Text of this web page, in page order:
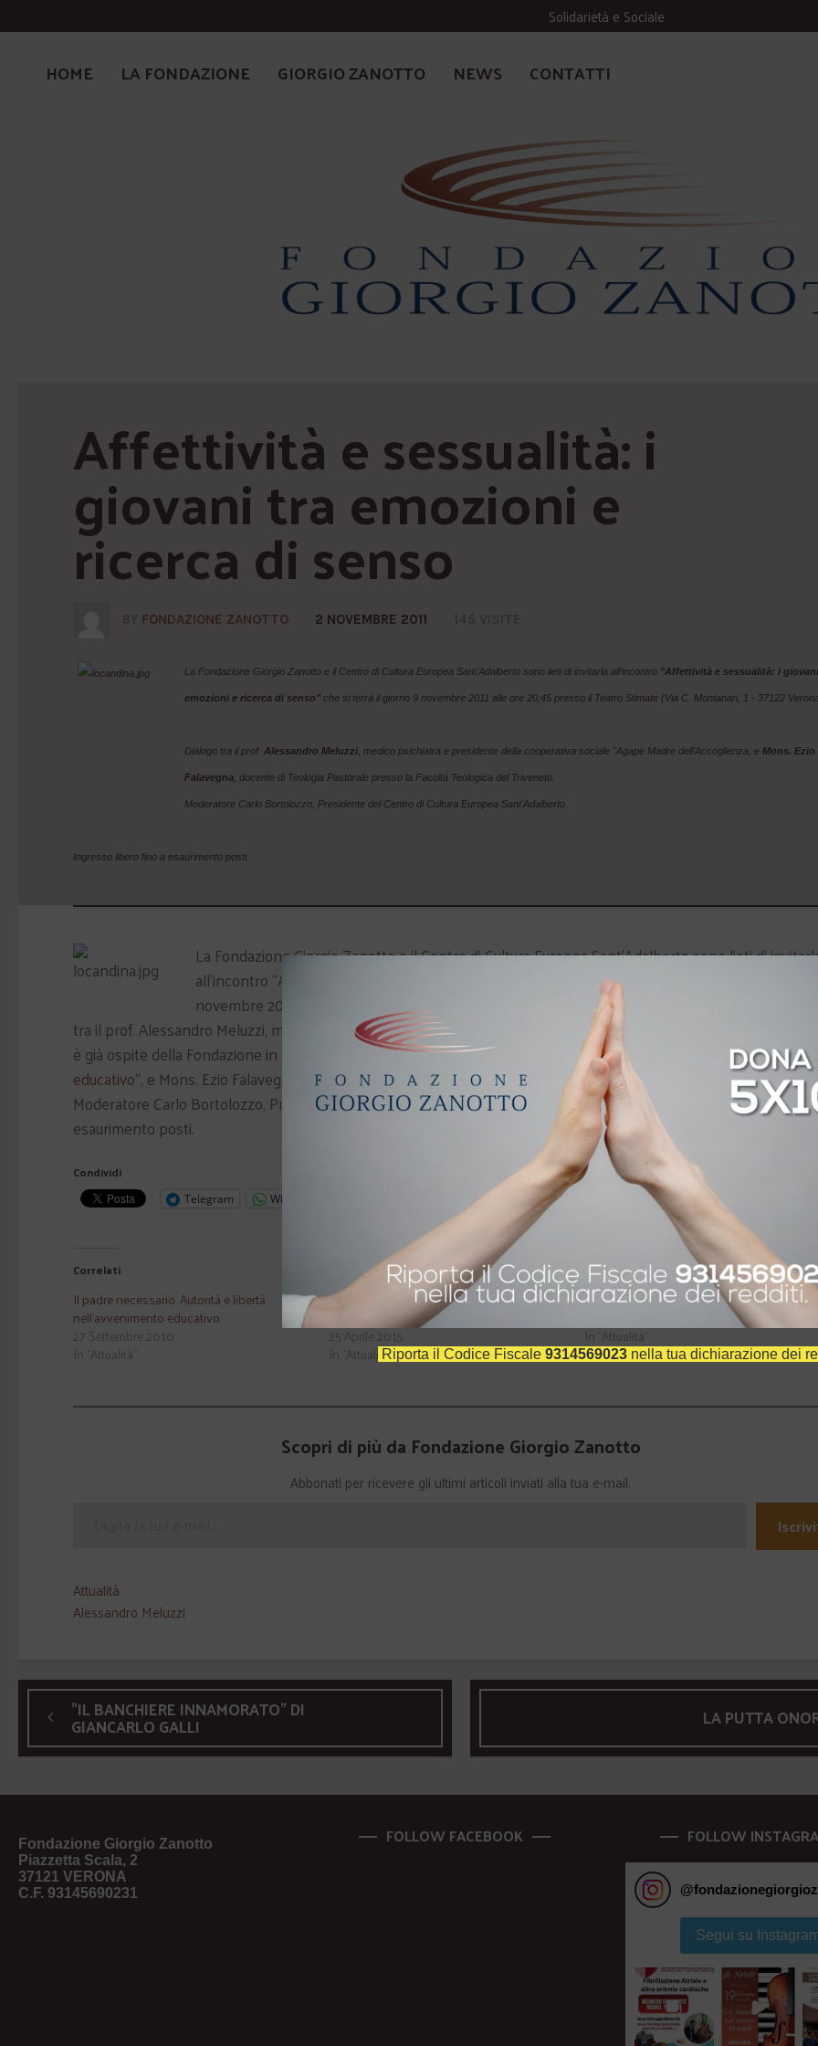
Solidarietà e Sociale
HOME LA FONDAZIONE GIORGIO ZANOTTO NEWS CONTATTI
Affettività e sessualità: i
giovani tra emozioni e
ricerca di senso
FONDAZIONE ZANOTTO 2 NOVEMBRE 2011
La Fondazione Giorgio Zanotto e il Centro di Cultura Europea Sant'Adalberto sono lieti di invitarla all'incontro "Affettività e sessualità: i
emozioni e ricerca di senso" che si terrà il giorno 9 novembre 2011 alle ore 20,45 presso il Teatro Stimate (Via C. Montanari, 1 - 37122
Dialogo tra il prof. Alessandro Meluzzi , medico psichiatra e presidente della cooperativa sociale "Agape Madre dell'Accoglienza, e Mons. Ezio
Falavegna , docente di Teologia Pastorale presso la Facoltà Teologica del Triveneto.
Moderatore Carlo Bortolozzo, Presidente del Centro di Cultura Europea Sant'Adalberto.
Ingresso libero fino a esaurimento posti.
La Fondazione Giorgio Zanotto e il Centro di Cultura Europea Sant’Adalberto sono lieti di
all’incontro “Affettività e sessualità: i giovani tra emozioni e ricerca di senso” che si terrà il giorno 9
novembre 2011 alle ore 20,45 presso il Teatro Stimate (Via C. Montanari, 1 – 37122 Verona).
tra il prof. Alessandro Meluzzi, medico psichiatra e presidente della cooperativa sociale “Agape Madre
è già ospite della Fondazione in qualità di relatore al convegno “Il padre necessario. Autorità e libertà
educativo“, e Mons. Ezio Falavegna, docente di Teologia Pastorale presso la Facoltà Teologica del Triveneto.
Moderatore Carlo Bortolozzo, Presidente del Centro di Cultura Europea Sant’Adalberto. Ingresso libero fino a
esaurimento posti.
Condividi
Telegram WhatsApp
Correlati
Il padre necessario. Autorità e libertà
nell'avvenimento educativo
27 Settembre 2010
In "Attualità"
"Mosè, Gesù, Freud". Incontro su
psicanalisi e senso religioso
25 Aprile 2015
In "Attualità"
Il volto incompiuto della bellezza
In "Attualità"
Scopri di più da Fondazione Giorgio Zanotto
Abbonati per ricevere gli ultimi articoli inviati alla tua e-mail.
Attualità
Alessandro Meluzzi
"IL BANCHIERE INNAMORATO" DI
GIANCARLO GALLI LA PUTTA
Fondazione Giorgio Zanotto
Piazzetta Scala, 2
37121 VERONA
C.F. 93145690231
FOLLOW FACEBOOK FOLLOW
@
Segui su
Riporta il Codice Fiscale 9314569023 nella tua dichiarazione dei